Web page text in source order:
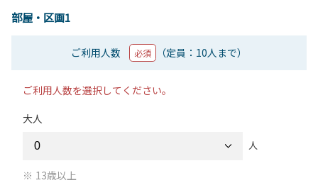
部屋・区画1
ご利用人数 必須 （定員：10人まで）
ご利用人数を選択してください。
大人
人
13歳以上